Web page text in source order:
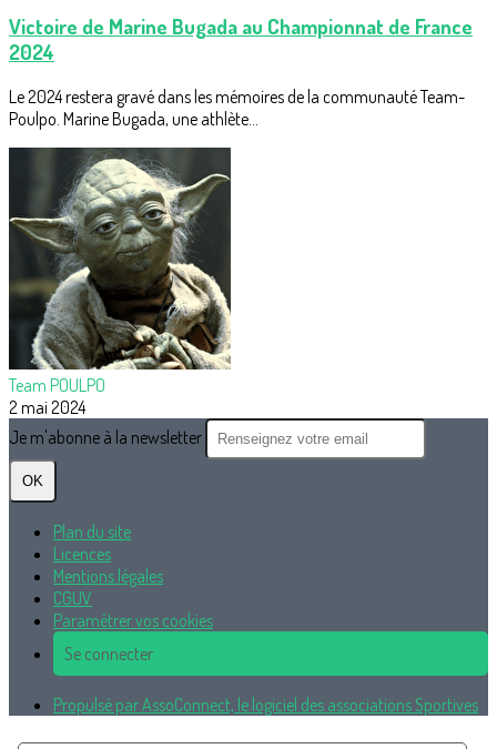
Victoire de Marine Bugada au Championnat de France
2024
Le 2024 restera gravé dans les mémoires de la communauté Team-
Poulpo. Marine Bugada, une athlète...
Team POULPO
2 mai 2024
Je m'abonne à la newsletter
OK
Plan du site
Licences
Mentions légales
CGUV
Paramétrer vos cookies
Se connecter
Propulsé par AssoConnect, le logiciel des associations Sportives